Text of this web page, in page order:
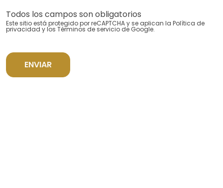
Todos los campos son obligatorios
Este sitio está protegido por reCAPTCHA y se aplican la Política de
privacidad y los Términos de servicio de Google.
ENVIAR